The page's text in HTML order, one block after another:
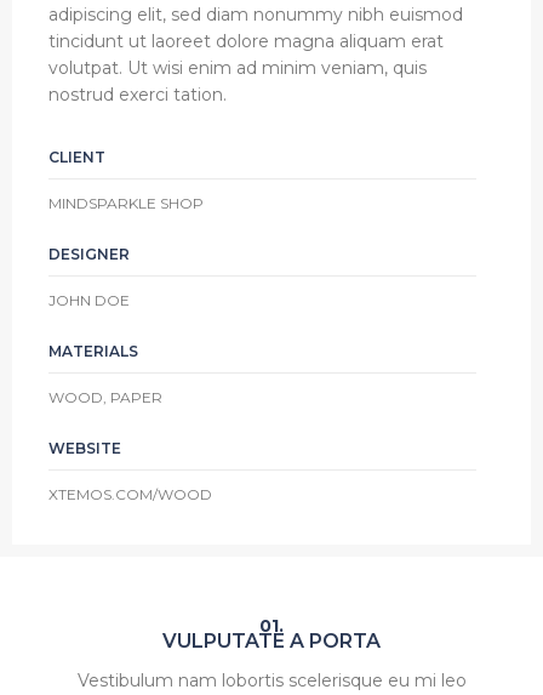
adipiscing elit, sed diam nonummy nibh euismod
tincidunt ut laoreet dolore magna aliquam erat
volutpat. Ut wisi enim ad minim veniam, quis
nostrud exerci tation.
CLIENT
MINDSPARKLE SHOP
DESIGNER
JOHN DOE
MATERIALS
WOOD, PAPER
WEBSITE
XTEMOS.COM/WOOD
01.
VULPUTATE A PORTA
Vestibulum nam lobortis scelerisque eu mi leo